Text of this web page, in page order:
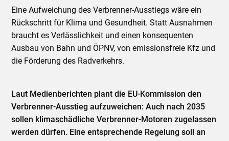
Eine Aufweichung des Verbrenner-Ausstiegs wäre ein
Rückschritt für Klima und Gesundheit. Statt Ausnahmen
braucht es Verlässlichkeit und einen konsequenten
Ausbau von Bahn und ÖPNV, von emissionsfreie Kfz und
die Förderung des Radverkehrs.
Laut Medienberichten plant die EU-Kommission den
Verbrenner-Ausstieg aufzuweichen: Auch nach 2035
sollen klimaschädliche Verbrenner-Motoren zugelassen
werden dürfen. Eine entsprechende Regelung soll an